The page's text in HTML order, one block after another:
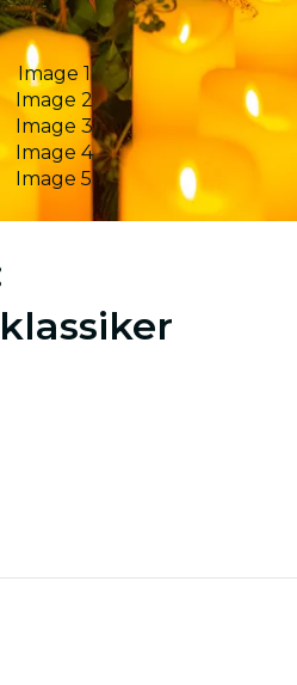
Image 1
Image 2
Image 3
Image 4
Image 5